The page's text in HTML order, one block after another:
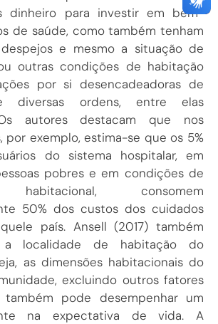
dinheiro para investir em bem-
de saúde, como também tenham
e mesmo a situação de
outras condições de habitação
por si desencadeadoras de
diversas ordens, entre elas
autores destacam que nos
por exemplo, estima-se que os 5%
do sistema hospitalar, em
pobres e em condições de
habitacional, consomem
50% dos custos dos cuidados
país. Ansell (2017) também
localidade de habitação do
as dimensões habitacionais do
excluindo outros fatores
também pode desempenhar um
na expectativa de vida. A